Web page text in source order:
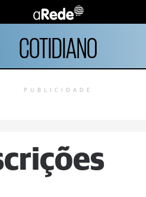
COTIDIANO
PUBLICIDADE